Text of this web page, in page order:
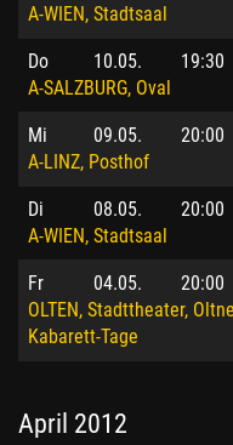
A-WIEN, Stadtsaal
Do 10.05.
19:30
A-SALZBURG, Oval
Mi 09.05.
20:00
A-LINZ, Posthof
Di 08.05.
20:00
A-WIEN, Stadtsaal
Fr 04.05.
20:00
OLTEN, Stadttheater,
Kabarett-Tage
April 2012